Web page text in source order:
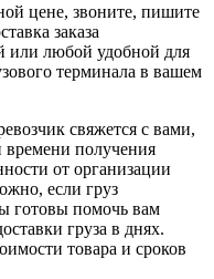
цене, звоните, пишите
заказа
или любой удобной для
терминала в вашем
свяжется с вами,
получения
от организации
если груз
готовы помочь вам
груза в днях.
товара и сроков